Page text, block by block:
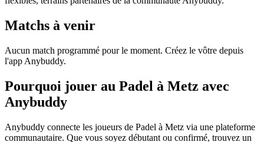
Matchs à venir
Aucun match programmé pour le moment. Créez le vôtre depuis
l'app Anybuddy.
Pourquoi jouer au Padel à Metz avec
Anybuddy
Anybuddy connecte les joueurs de Padel à Metz via une plateforme
communautaire. Que vous soyez débutant ou confirmé, trouvez un